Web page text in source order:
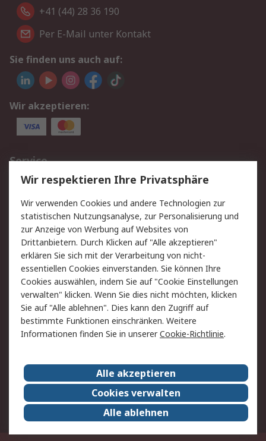
+41 (44) 28 36 190
Per E-Mail unter Kontakt
Sie finden uns auch auf:
Wir akzeptieren:
Service
Value Added Services
Lieferlösungen
Rücksendungen
Kontakt
Hilfe
Rechtliches
AGB
Datenschutz
Cookie-Richtlinie
Zahlungsbedingungen
Copyright/Impressum
Über RS
Karriere bei RS
Nachhaltigkeit
Qualität/Umwelt/ZertifikatePresse-Center
Event-Center
Wir respektieren Ihre Privatsphäre
Wir verwenden Cookies und andere Technologien zur
statistischen Nutzungsanalyse, zur Personalisierung und
zur Anzeige von Werbung auf Websites von
Drittanbietern. Durch Klicken auf "Alle akzeptieren"
erklären Sie sich mit der Verarbeitung von nicht-
essentiellen Cookies einverstanden. Sie können Ihre
Cookies auswählen, indem Sie auf "Cookie Einstellungen
verwalten" klicken. Wenn Sie dies nicht möchten, klicken
Sie auf "Alle ablehnen". Dies kann den Zugriff auf
bestimmte Funktionen einschränken. Weitere
Informationen finden Sie in unsererCookie-Richtlinie.
Alle akzeptieren
Cookies verwalten
Alle ablehnen